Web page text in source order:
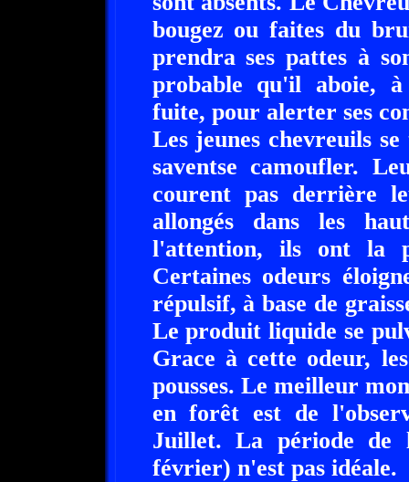
bougez ou faites du
prendra ses pattes à
probable qu'il aboie, à
fuite, pour alerter ses
Les jeunes chevreuils
saventse camoufler.
courent pas derrière
allongés dans les
l'attention, ils ont la
Certaines odeurs
répulsif, à base de
Le produit liquide se
Grace à cette odeur,
pousses. Le meilleur
en forêt est de
Juillet. La période de
février) n'est pas idéale.